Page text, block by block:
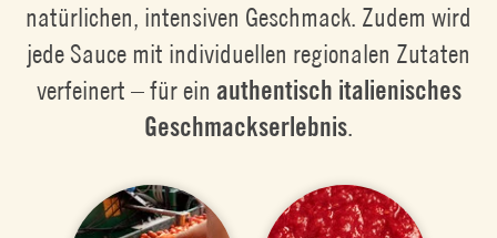
natürlichen, intensiven Geschmack. Zudem wird
jede Sauce mit individuellen regionalen Zutaten
verfeinert – für ein authentisch italienisches
Geschmackserlebnis.